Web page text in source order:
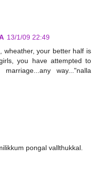
13/1/09 22:49
wheather, your better half is
you have attempted to
way..."nalla
pongal vallthukkal.